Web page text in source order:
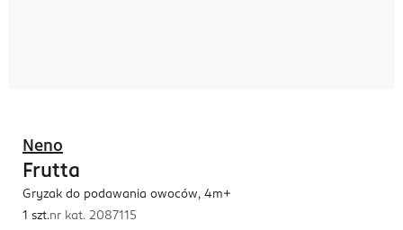
Neno
Frutta
Gryzak do podawania owoców, 4m+
1 szt.nr kat. 2087115